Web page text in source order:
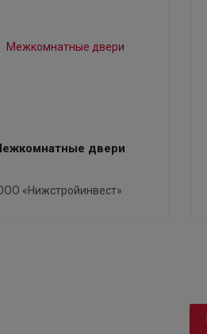
двери
«Нижстройинвест»